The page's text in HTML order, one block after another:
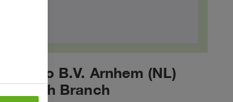
Agro B.V. Arnhem (NL)
Branch